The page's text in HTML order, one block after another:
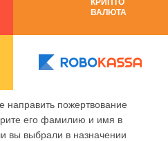
ВАЛЮТА
пожертвование
его фамилию и имя в
вы выбрали в назначении